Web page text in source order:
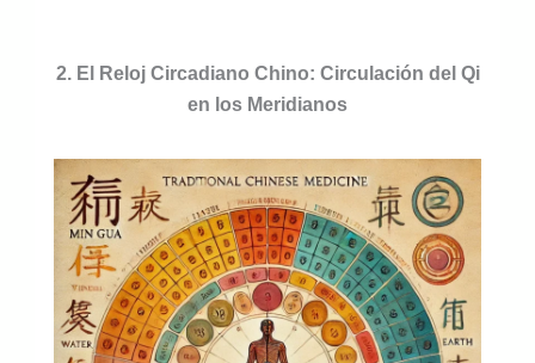
2. El Reloj Circadiano Chino: Circulación del Qi
en los Meridianos